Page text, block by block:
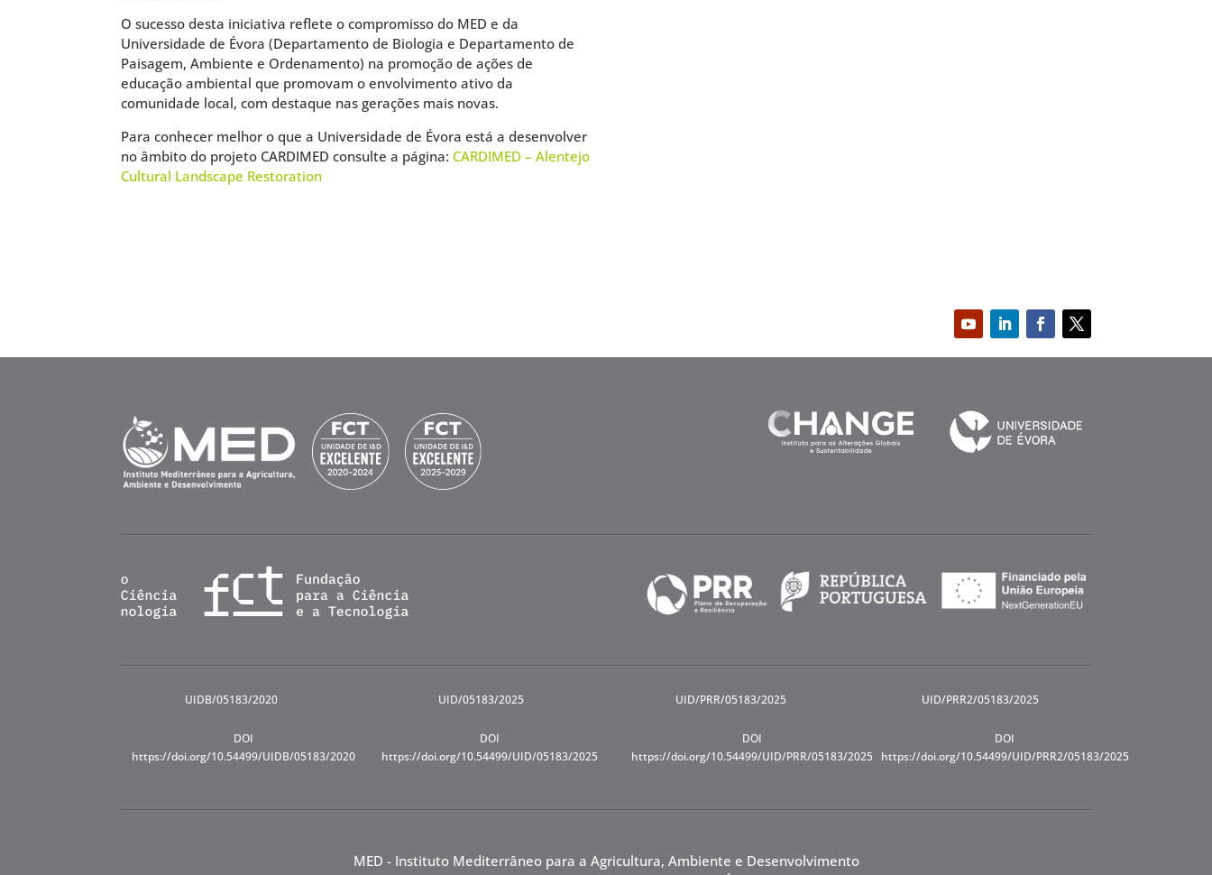
O sucesso desta iniciativa reflete o compromisso do MED e da
Universidade de Évora (Departamento de Biologia e Departamento de
Paisagem, Ambiente e Ordenamento) na promoção de ações de
educação ambiental que promovam o envolvimento ativo da
comunidade local, com destaque nas gerações mais novas.
Para conhecer melhor o que a Universidade de Évora está a desenvolver
no âmbito do projeto CARDIMED consulte a página: CARDIMED – Alentejo
Cultural Landscape Restoration
UIDB/05183/2020
DOI
https://doi.org/10.54499/UIDB/05183/2020
UID/05183/2025
DOI
https://doi.org/10.54499/UID/05183/2025
UID/PRR/05183/2025
DOI
https://doi.org/10.54499/UID/PRR/05183/2025
UID/PRR2/05183/2025
DOI
https://doi.org/10.54499/UID/PRR2/05183/2025
MED - Instituto Mediterrâneo para a Agricultura, Ambiente e Desenvolvimento